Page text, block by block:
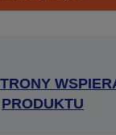
PRODUKTU